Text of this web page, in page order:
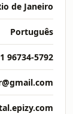
de Janeiro
Português
96734-5792